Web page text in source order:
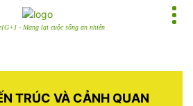
- Mang lại cuộc sống an nhiên
TRÚC VÀ CẢNH QUAN